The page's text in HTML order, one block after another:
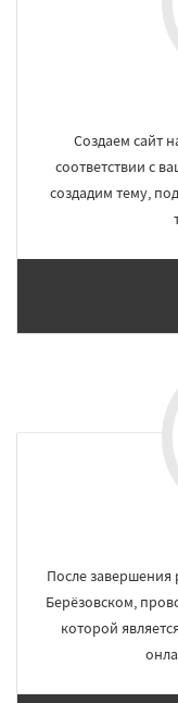
Создаем сайт
соответствии с
создадим тему,
После завершения
Берёзовском,
которой